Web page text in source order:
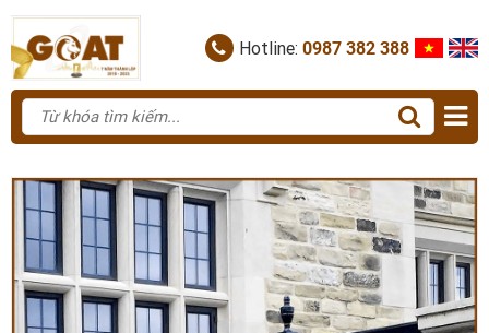
Hotline: 0987 382 388